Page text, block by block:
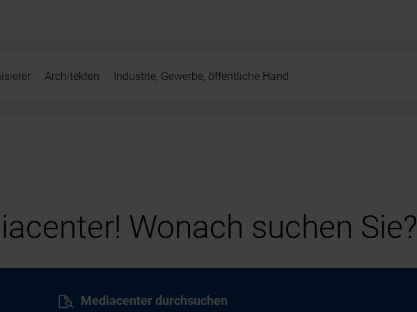
Architekten Industrie, Gewerbe, öffentliche Hand
Wonach suchen Sie?
Mediacenter durchsuchen